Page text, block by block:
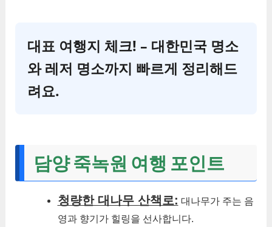
대표 여행지 체크! – 대한민국 명소
와 레저 명소까지 빠르게 정리해드
려요.
담양 죽녹원 여행 포인트
청량한 대나무 산책로: 대나무가 주는 음
영과 향기가 힐링을 선사합니다.